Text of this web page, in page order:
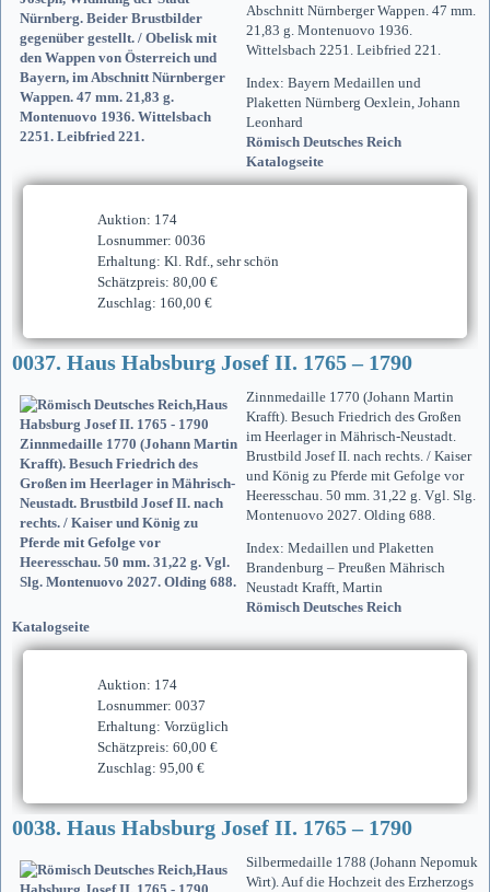
Abschnitt Nürnberger Wappen. 47 mm.
21,83 g. Montenuovo 1936.
Wittelsbach 2251. Leibfried 221.
Index: Bayern Medaillen und
Plaketten Nürnberg Oexlein, Johann
Leonhard
Römisch Deutsches Reich
Katalogseite
Auktion: 174
Losnummer: 0036
Erhaltung: Kl. Rdf., sehr schön
Schätzpreis: 80,00 €
Zuschlag: 160,00 €
0037. Haus Habsburg Josef II. 1765 – 1790
Zinnmedaille 1770 (Johann Martin
Krafft). Besuch Friedrich des Großen
im Heerlager in Mährisch-Neustadt.
Brustbild Josef II. nach rechts. / Kaiser
und König zu Pferde mit Gefolge vor
Heeresschau. 50 mm. 31,22 g. Vgl. Slg.
Montenuovo 2027. Olding 688.
Index: Medaillen und Plaketten
Brandenburg – Preußen Mährisch
Neustadt Krafft, Martin
Römisch Deutsches Reich
Katalogseite
Auktion: 174
Losnummer: 0037
Erhaltung: Vorzüglich
Schätzpreis: 60,00 €
Zuschlag: 95,00 €
0038. Haus Habsburg Josef II. 1765 – 1790
Silbermedaille 1788 (Johann Nepomuk
Wirt). Auf die Hochzeit des Erzherzogs